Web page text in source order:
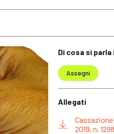
Di cosa si
Assegni
Allegati
Cassazione
2019, n.